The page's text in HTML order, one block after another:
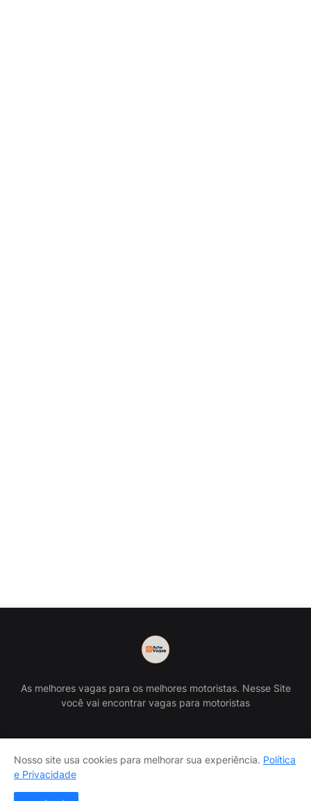
As melhores vagas para os melhores motoristas. Nesse Site
você vai encontrar vagas para motoristas
Home Políticas de privacidade
Termo de Uso
Transparência da Página
Nosso site usa cookies para melhorar sua experiência. Política
e Privacidade